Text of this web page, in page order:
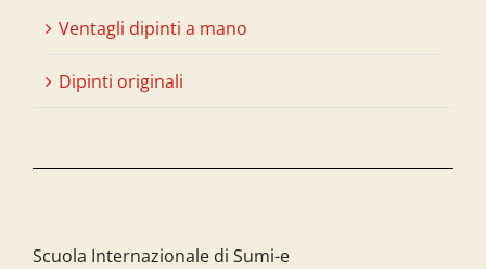
Ventagli dipinti a mano
Dipinti originali
Scuola Internazionale di Sumi-e